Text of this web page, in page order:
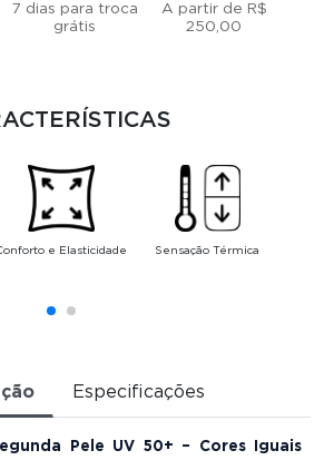
7 dias para troca
grátis
A partir de R$
250,00
e Elasticidade Sensação Térmica
Especificações
Pele UV 50+ – Cores Iguais